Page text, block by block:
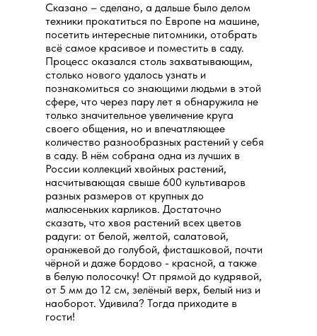
Сказано – сделано, а дальше было делом
техники прокатиться по Европе на машине,
посетить интересные питомники, отобрать
всё самое красивое и поместить в саду.
Процесс оказался столь захватывающим,
столько нового удалось узнать и
познакомиться со знающими людьми в этой
сфере, что через пару лет я обнаружила не
только значительное увеличение круга
своего общения, но и впечатляющее
количество разнообразных растений у себя
в саду. В нём собрана одна из лучших в
России коллекций хвойных растений,
насчитывающая свыше 600 культиваров
разных размеров от крупных до
малюсеньких карликов. Достаточно
сказать, что хвоя растений всех цветов
радуги: от белой, желтой, салатовой,
оранжевой до голубой, фисташковой, почти
чёрной и даже бордово - красной, а также
в белую полосочку! От прямой до кудрявой,
от 5 мм до 12 см, зелёный верх, белый низ и
наоборот. Удивила? Тогда приходите в
гости!